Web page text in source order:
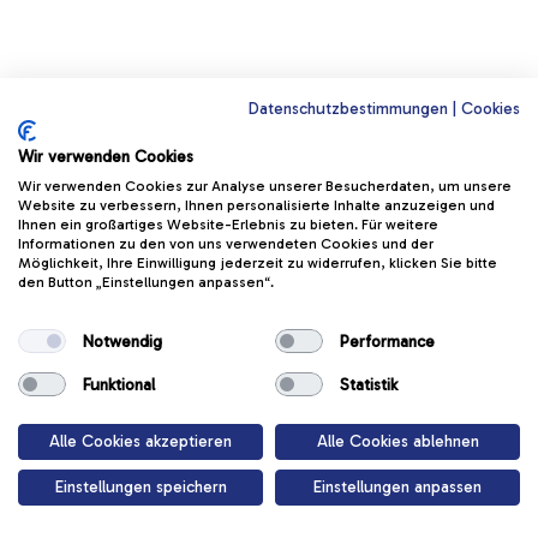
Datenschutzbestimmungen Cookies
Wir verwenden Cookies
Wir verwenden Cookies zur Analyse unserer Besucherdaten, um unsere
Website zu verbessern, Ihnen personalisierte Inhalte anzuzeigen und
Ihnen ein großartiges Website-Erlebnis zu bieten. Für weitere
Informationen zu den von uns verwendeten Cookies und der
Möglichkeit, Ihre Einwilligung jederzeit zu widerrufen, klicken Sie bitte
den Button „Einstellungen anpassen“.
Notwendig Performance
Funktional Statistik
Alle Cookies akzeptieren Alle Cookies ablehnen
Einstellungen speichern Einstellungen anpassen